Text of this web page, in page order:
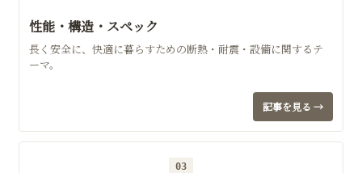
性能・構造・スペック
長く安全に、快適に暮らすための断熱・耐震・設備に関するテ
ーマ。
記事を見る →
03